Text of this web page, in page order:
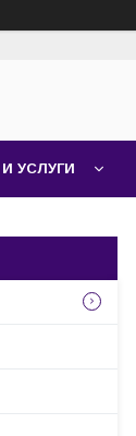
УСЛУГИ